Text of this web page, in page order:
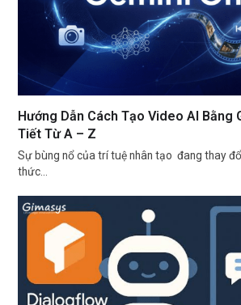
Hướng Dẫn Cách Tạo Video AI Bằng
Tiết Từ A – Z
Sự bùng nổ của trí tuệ nhân tạo đang thay
thức…